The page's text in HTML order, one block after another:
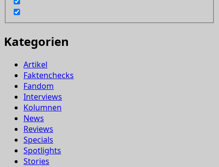
Kategorien
Artikel
Faktenchecks
Fandom
Interviews
Kolumnen
News
Reviews
Specials
Spotlights
Stories